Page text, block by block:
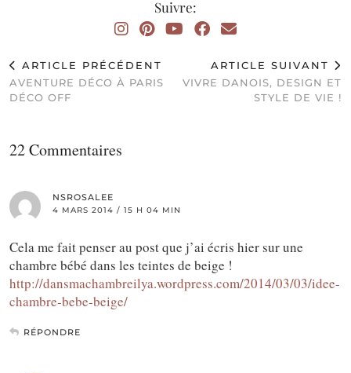
Suivre:
ARTICLE PRÉCÉDENT
AVENTURE DÉCO À PARIS
DÉCO OFF
ARTICLE SUIVANT
VIVRE DANOIS, DESIGN ET
STYLE DE VIE !
22 Commentaires
NSROSALEE
4 MARS 2014 / 15 H 04 MIN
Cela me fait penser au post que j’ai écris hier sur une
chambre bébé dans les teintes de beige !
http://dansmachambreilya.wordpress.com/2014/03/03/idee-
chambre-bebe-beige/
RÉPONDRE